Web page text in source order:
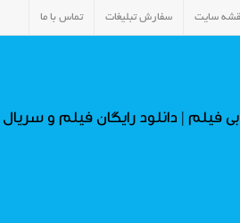
سایت سفارش تبلیغات تماس با ما
فیلم | دانلود رایگان فیلم و سریال